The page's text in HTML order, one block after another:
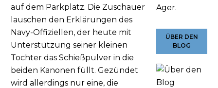
auf dem Parkplatz. Die Zuschauer
lauschen den Erklärungen des
Navy-Offiziellen, der heute mit
Unterstützung seiner kleinen
Tochter das Schießpulver in die
beiden Kanonen füllt. Gezündet
wird allerdings nur eine, die
Ager.
ÜBER DEN
BLOG